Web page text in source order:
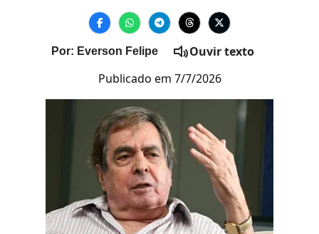
Por: Everson Felipe
Ouvir texto
Publicado em 7/7/2026